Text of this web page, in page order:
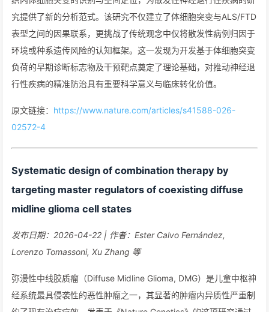
究提供了新的分析范式。该研究不仅建立了体细胞突变与ALS/FTD
表型之间的因果联系，更挑战了传统观念中仅将散发性病例归因于
环境或种系遗传风险的认知框架。这一发现为开发基于体细胞突变
负荷的早期诊断标志物及干预靶点奠定了理论基础，对推动神经退
行性疾病的精准防治具有重要科学意义与临床转化价值。
原文链接： https://www.nature.com/articles/s41588-026-
02572-4
Systematic design of combination therapy by
targeting master regulators of coexisting diffuse
midline glioma cell states
发布日期：2026-04-22 | 作者：Ester Calvo Fernández,
Lorenzo Tomassoni, Xu Zhang 等
弥漫性中线胶质瘤（Diffuse Midline Glioma, DMG）是儿童中枢神
经系统最具侵袭性的恶性肿瘤之一，其显著的肿瘤内异质性严重制